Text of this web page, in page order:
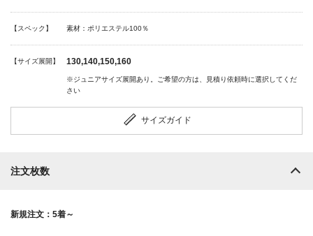
【スペック】 素材：ポリエステル100％
【サイズ展開】 130,140,150,160
※ジュニアサイズ展開あり。ご希望の方は、見積り依頼時に選択してくだ
さい
サイズガイド
注文枚数
新規注文：5着～